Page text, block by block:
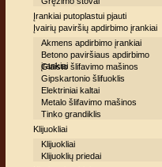
Įrankiai putoplastui pjauti
Įvairių paviršių apdirbimo įrankiai
Akmens apdirbimo įrankiai
Betono paviršiaus apdirbimo
įrankiai
Glaisto šlifavimo mašinos
Gipskartonio šlifuoklis
Elektriniai kaltai
Metalo šlifavimo mašinos
Tinko grandiklis
Klijuokliai
Klijuokliai
Klijuoklių priedai